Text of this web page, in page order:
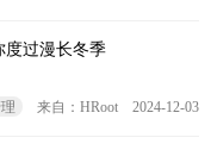
度过漫长冬季
来自：HRoot 2024-12-03